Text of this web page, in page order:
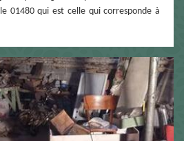
01480 qui est celle qui corresponde à